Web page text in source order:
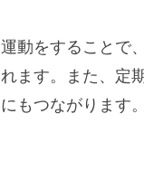
運動をすることで
れます。また、定
にもつながります。